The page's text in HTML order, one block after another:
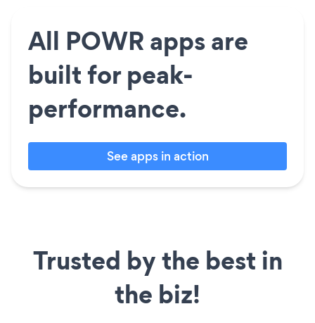
All POWR apps are
built for peak-
performance.
See apps in action
Trusted by the best in
the biz!